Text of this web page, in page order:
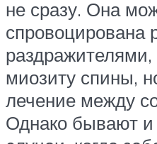
не сразу. Она
спровоцирована
раздражителями,
миозиту спины,
лечение между
Однако бывают